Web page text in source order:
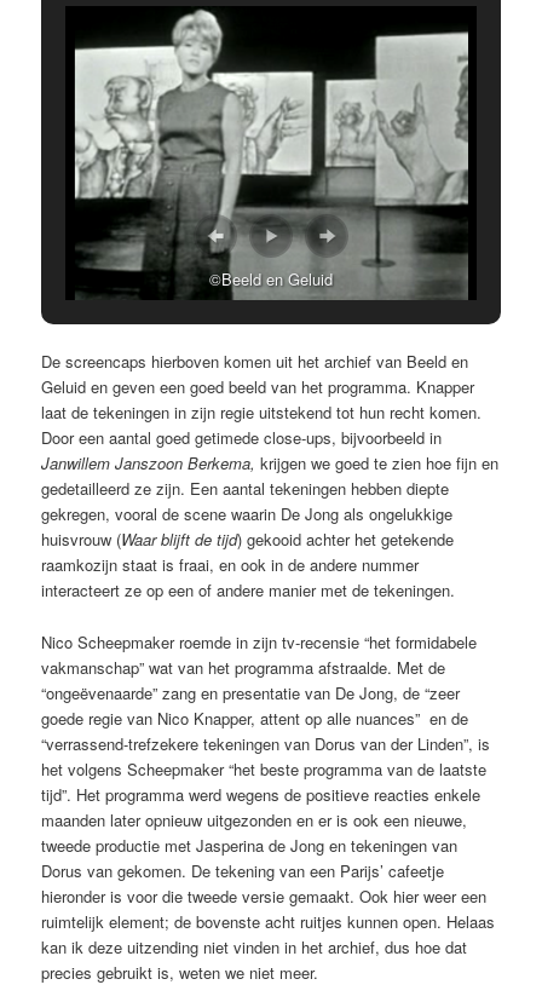
©Beeld en Geluid
De screencaps hierboven komen uit het archief van Beeld en
Geluid en geven een goed beeld van het programma. Knapper
laat de tekeningen in zijn regie uitstekend tot hun recht komen.
Door een aantal goed getimede close-ups, bijvoorbeeld in
Janwillem Janszoon Berkema, krijgen we goed te zien hoe fijn en
gedetailleerd ze zijn. Een aantal tekeningen hebben diepte
gekregen, vooral de scene waarin De Jong als ongelukkige
huisvrouw (Waar blijft de tijd) gekooid achter het getekende
raamkozijn staat is fraai, en ook in de andere nummer
interacteert ze op een of andere manier met de tekeningen.
Nico Scheepmaker roemde in zijn tv-recensie “het formidabele
vakmanschap” wat van het programma afstraalde. Met de
“ongeëvenaarde” zang en presentatie van De Jong, de “zeer
goede regie van Nico Knapper, attent op alle nuances” en de
“verrassend-trefzekere tekeningen van Dorus van der Linden”, is
het volgens Scheepmaker “het beste programma van de laatste
tijd”. Het programma werd wegens de positieve reacties enkele
maanden later opnieuw uitgezonden en er is ook een nieuwe,
tweede productie met Jasperina de Jong en tekeningen van
Dorus van gekomen. De tekening van een Parijs’ cafeetje
hieronder is voor die tweede versie gemaakt. Ook hier weer een
ruimtelijk element; de bovenste acht ruitjes kunnen open. Helaas
kan ik deze uitzending niet vinden in het archief, dus hoe dat
precies gebruikt is, weten we niet meer.